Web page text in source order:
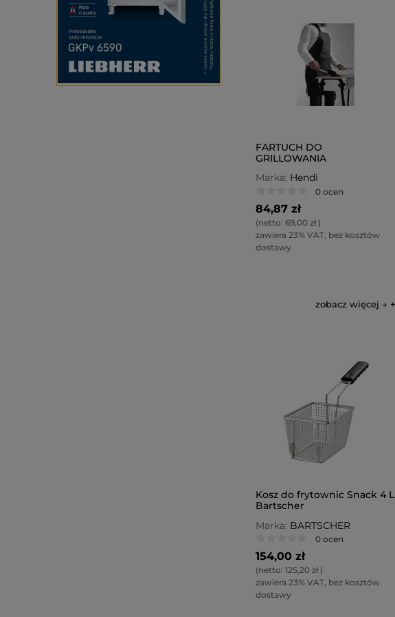
FARTUCH DO
GRILLOWANIA
Marka: Hendi
0 ocen
84,87 zł
(netto: 69,00 zł)
zawiera 23% VAT, bez kosztów
dostawy
zobacz więcej →
Kosz do frytownic Snack 4 L
Bartscher
Marka: BARTSCHER
0 ocen
154,00 zł
(netto: 125,20 zł)
zawiera 23% VAT, bez kosztów
dostawy